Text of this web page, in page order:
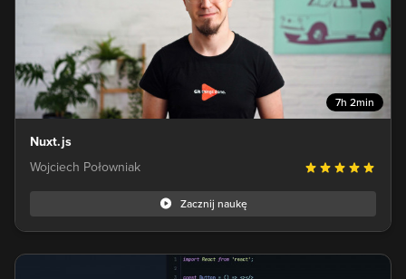
7h 2min
Nuxt.js
Wojciech Połowniak
Zacznij naukę